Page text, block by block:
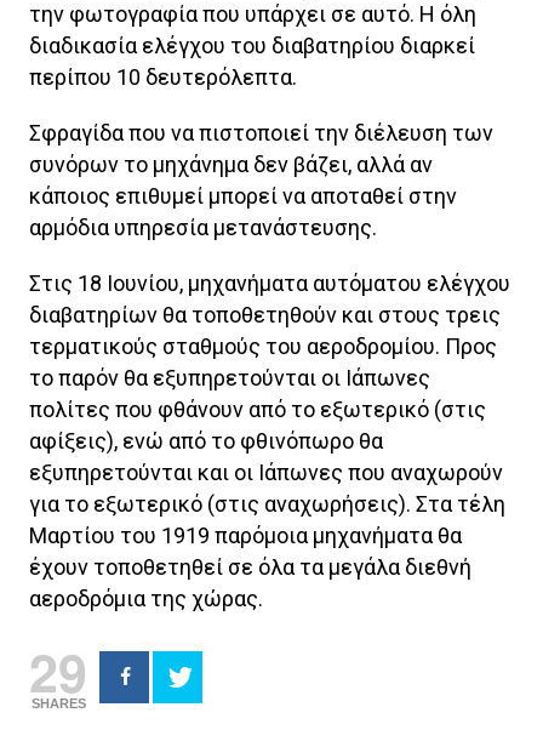
την φωτογραφία που υπάρχει σε αυτό. Η όλη
διαδικασία ελέγχου του διαβατηρίου διαρκεί
περίπου 10 δευτερόλεπτα.
Σφραγίδα που να πιστοποιεί την διέλευση των
συνόρων το μηχάνημα δεν βάζει, αλλά αν
κάποιος επιθυμεί μπορεί να αποταθεί στην
αρμόδια υπηρεσία μετανάστευσης.
Στις 18 Ιουνίου, μηχανήματα αυτόματου ελέγχου
διαβατηρίων θα τοποθετηθούν και στους τρεις
τερματικούς σταθμούς του αεροδρομίου. Προς
το παρόν θα εξυπηρετούνται οι Ιάπωνες
πολίτες που φθάνουν από το εξωτερικό (στις
αφίξεις), ενώ από το φθινόπωρο θα
εξυπηρετούνται και οι Ιάπωνες που αναχωρούν
για το εξωτερικό (στις αναχωρήσεις). Στα τέλη
Μαρτίου του 1919 παρόμοια μηχανήματα θα
έχουν τοποθετηθεί σε όλα τα μεγάλα διεθνή
αεροδρόμια της χώρας.
29
SHARES